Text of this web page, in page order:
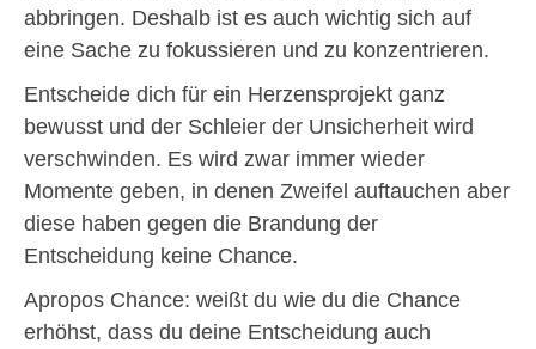
abbringen. Deshalb ist es auch wichtig sich auf
eine Sache zu fokussieren und zu konzentrieren.
Entscheide dich für ein Herzensprojekt ganz
bewusst und der Schleier der Unsicherheit wird
verschwinden. Es wird zwar immer wieder
Momente geben, in denen Zweifel auftauchen aber
diese haben gegen die Brandung der
Entscheidung keine Chance.
Apropos Chance: weißt du wie du die Chance
erhöhst, dass du deine Entscheidung auch